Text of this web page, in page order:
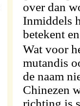
over dan
Inmiddels
betekent
Wat voor
mutandis
de naam
Chinezen
richting is